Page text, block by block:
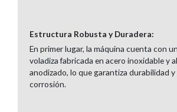
Estructura Robusta y Duradera:
En primer lugar, la máquina cuenta con
voladiza fabricada en acero inoxidable y
anodizado, lo que garantiza durabilidad
corrosión.